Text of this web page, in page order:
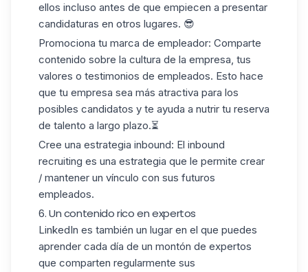
ellos incluso antes de que empiecen a presentar
candidaturas en otros lugares. 😎
Promociona tu marca de empleador: Comparte
contenido sobre la cultura de la empresa, tus
valores o testimonios de empleados. Esto hace
que tu empresa sea más atractiva para los
posibles candidatos y te ayuda a nutrir tu reserva
de talento a largo plazo.⏳
Cree una estrategia inbound: El inbound
recruiting es una estrategia que le permite crear
/ mantener un vínculo con sus futuros
empleados.
6. Un contenido rico en expertos
LinkedIn es también un lugar en el que puedes
aprender cada día de un montón de expertos
que comparten regularmente sus